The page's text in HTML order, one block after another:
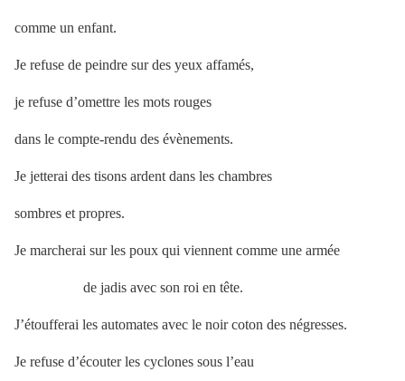
comme un enfant.
Je refuse de peindre sur des yeux affamés,
je refuse d’omettre les mots rouges
dans le compte-rendu des évènements.
Je jetterai des tisons ardent dans les chambres
sombres et propres.
Je marcherai sur les poux qui viennent comme une armée
de jadis avec son roi en tête.
J’étoufferai les automates avec le noir coton des négresses.
Je refuse d’écouter les cyclones sous l’eau